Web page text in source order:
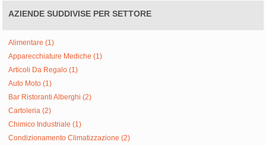
AZIENDE SUDDIVISE PER SETTORE
Alimentare (1)
Apparecchiature Mediche (1)
Articoli Da Regalo (1)
Auto Moto (1)
Bar Ristoranti Alberghi (2)
Cartoleria (2)
Chimico Industriale (1)
Condizionamento Climatizzazione (2)